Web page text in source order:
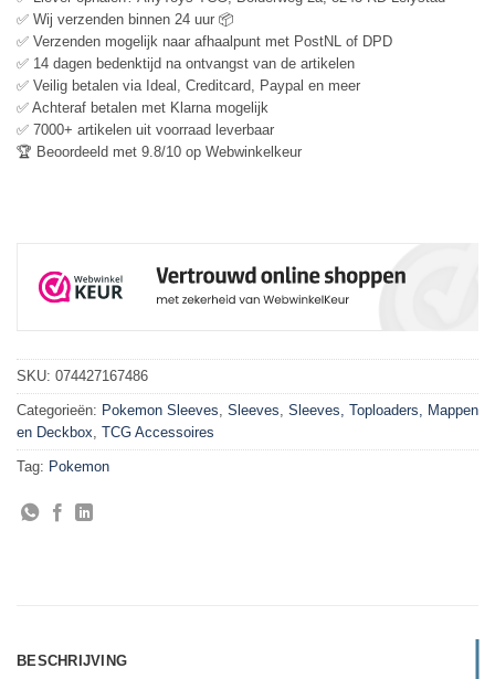
✅ Wij verzenden binnen 24 uur 📦
✅ Verzenden mogelijk naar afhaalpunt met PostNL of DPD
✅ 14 dagen bedenktijd na ontvangst van de artikelen
✅ Veilig betalen via Ideal, Creditcard, Paypal en meer
✅ Achteraf betalen met Klarna mogelijk
✅ 7000+ artikelen uit voorraad leverbaar
🏆 Beoordeeld met 9.8/10 op Webwinkelkeur
SKU: 074427167486
Categorieën: Pokemon Sleeves, Sleeves, Sleeves, Toploaders, Mappen
en Deckbox, TCG Accessoires
Tag: Pokemon
BESCHRIJVING